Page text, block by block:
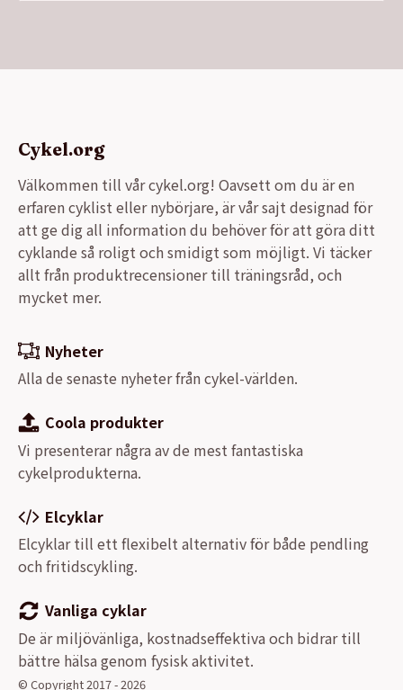
Cykel.org
Välkommen till vår cykel.org! Oavsett om du är en
erfaren cyklist eller nybörjare, är vår sajt designad för
att ge dig all information du behöver för att göra ditt
cyklande så roligt och smidigt som möjligt. Vi täcker
allt från produktrecensioner till träningsråd, och
mycket mer.
Nyheter
Alla de senaste nyheter från cykel-världen.
Coola produkter
Vi presenterar några av de mest fantastiska
cykelprodukterna.
Elcyklar
Elcyklar till ett flexibelt alternativ för både pendling
och fritidscykling.
Vanliga cyklar
De är miljövänliga, kostnadseffektiva och bidrar till
bättre hälsa genom fysisk aktivitet.
© Copyright 2017 - 2026